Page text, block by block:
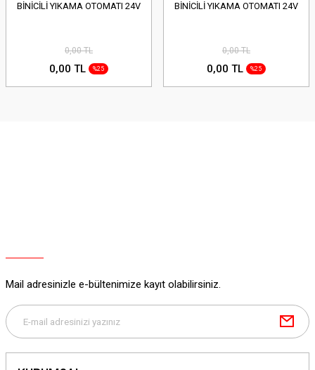
BİNİCİLİ YIKAMA OTOMATI 24V
0,00 TL
0,00 TL %25
BİNİCİLİ YIKAMA OTOMATI 24V
0,00 TL
0,00 TL %25
Mail adresinizle e-bültenimize kayıt olabilirsiniz.